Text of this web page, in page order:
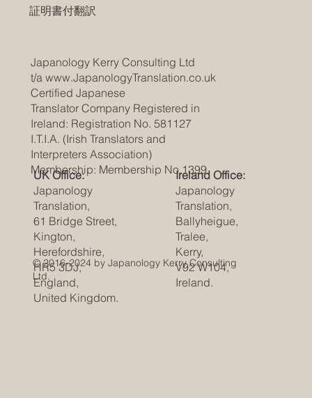
証明書付翻訳
© 2016-2024 by Japanology Kerry Consulting
Ltd.
Japanology Kerry Consulting Ltd
t/a www.JapanologyTranslation.co.uk
Certified Japanese
TranslatorCompany Registered in
Ireland: Registration No. 581127
I.T.I.A. (Irish Translators and
Interpreters Association)
Membership: Membership No.1399
UK Office:
Japanology
Translation,
61 Bridge Street,
Kington,
Herefordshire,
HR5 3DJ,
England,
United Kingdom.
Ireland Office:
Japanology
Translation,
Ballyheigue,
Tralee,
Kerry,
V92 W104,
Ireland.